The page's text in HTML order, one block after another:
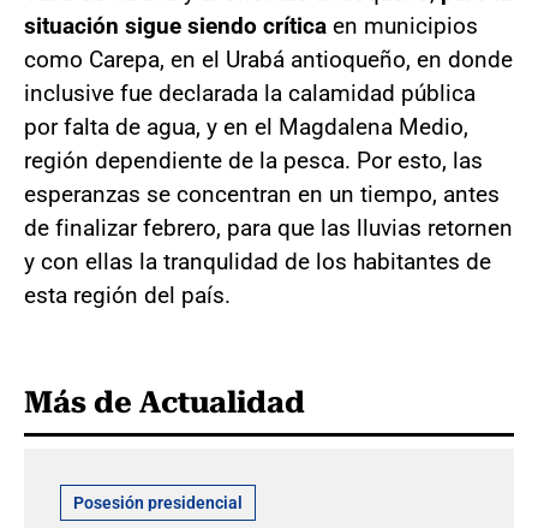
situación sigue siendo crítica en municipios
como Carepa, en el Urabá antioqueño, en donde
inclusive fue declarada la calamidad pública
por falta de agua, y en el Magdalena Medio,
región dependiente de la pesca. Por esto, las
esperanzas se concentran en un tiempo, antes
de finalizar febrero, para que las lluvias retornen
y con ellas la tranqulidad de los habitantes de
esta región del país.
Más de Actualidad
Posesión presidencial